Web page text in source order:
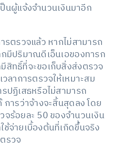
นผู้แจ้งจำนวนเงินมาอีก
รตรวจแล้ว หากไม่สามารถ
มีปริมาณดีเอ็นเอของทารก
สิทธิ์ที่จะขอเก็บสิ่งส่งตรวจ
วลาการตรวจให้เหมาะสม
ปฏิเสธหรือไม่สามารถ
การว่าจ้างจะสิ้นสุดลง โดย
ร้อยละ 50 ของจำนวนเงิน
จ่ายเบื้องต้นที่เกิดขึ้นจริง
รวจ